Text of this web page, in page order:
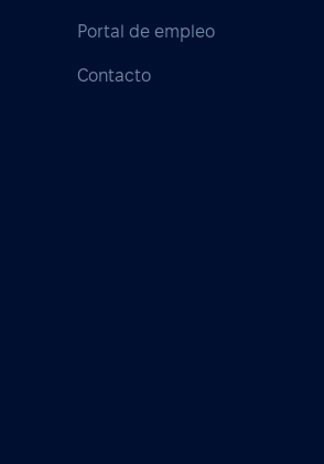
Portal de empleo
Contacto